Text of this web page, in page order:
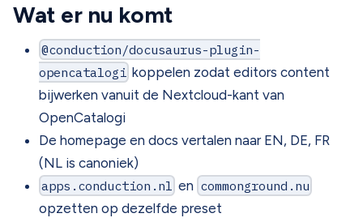
Wat er nu komt
@conduction/docusaurus-plugin-
opencatalogi koppelen zodat editors content
bijwerken vanuit de Nextcloud-kant van
OpenCatalogi
De homepage en docs vertalen naar EN, DE, FR
(NL is canoniek)
apps.conduction.nl en commonground.nu
opzetten op dezelfde preset